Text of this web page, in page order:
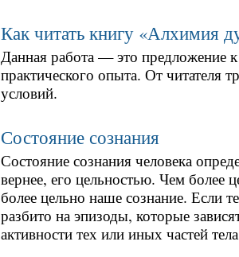
Как читать книгу «Алхимия
Данная работа — это предложение
практического опыта. От читателя
условий.
Состояние сознания
Состояние сознания человека
вернее, его цельностью. Чем более
более цельно наше сознание. Если
разбито на эпизоды, которые
активности тех или иных частей